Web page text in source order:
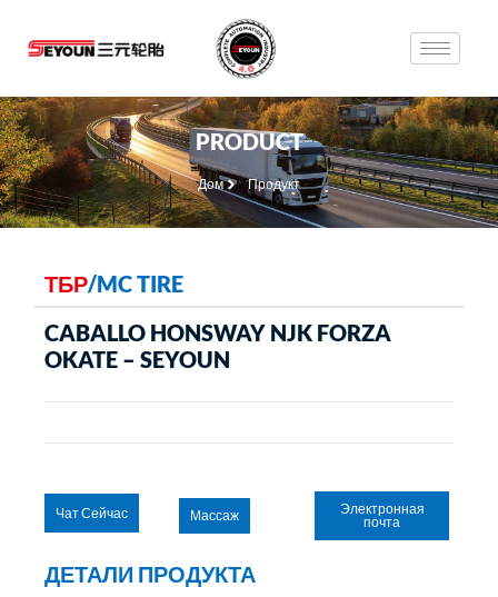
PRODUCT
Дом Продукт
ТБР/MC TIRE
CABALLO HONSWAY NJK FORZA
OKATE – SEYOUN
Чат Сейчас Массаж
Электронная
почта
ДЕТАЛИ ПРОДУКТА